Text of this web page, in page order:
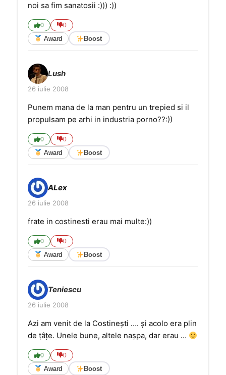
noi sa fim sanatosii :))) :))
0 0
Award Boost
Lush
26 iulie 2008
Punem mana de la man pentru un trepied si il
propulsam pe arhi in industria porno??:))
0 0
Award Boost
ALex
26 iulie 2008
frate in costinesti erau mai multe:))
0 0
Award Boost
Teniescu
26 iulie 2008
Azi am venit de la Costineşti …. şi acolo era plin
de ţâţe. Unele bune, altele naşpa, dar erau …
0 0
Award Boost